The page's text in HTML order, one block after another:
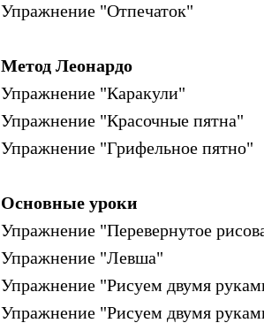
Упражнение "Отпечаток"
Метод Леонардо
Упражнение "Каракули"
Упражнение "Красочные пятна"
Упражнение "Грифельное пятно"
Основные уроки
Упражнение "Перевернутое
Упражнение "Левша"
Упражнение "Рисуем двумя
Упражнение "Рисуем двумя